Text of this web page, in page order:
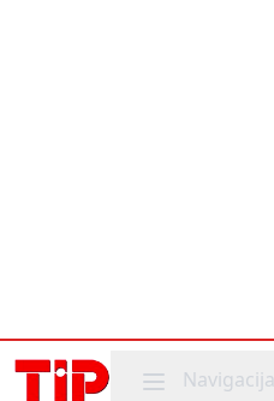
Mobile menu
Navigacija